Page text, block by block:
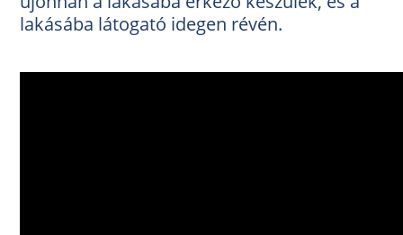
lakásába látogató idegen révén.